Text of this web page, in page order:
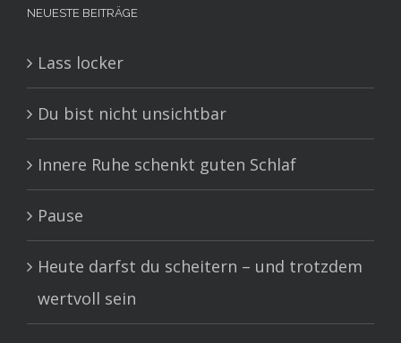
NEUESTE BEITRÄGE
Lass locker
Du bist nicht unsichtbar
Innere Ruhe schenkt guten Schlaf
Pause
Heute darfst du scheitern – und trotzdem
wertvoll sein